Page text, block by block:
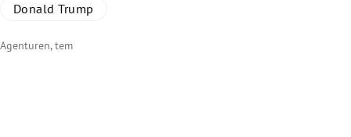
Donald Trump
Agenturen, tem